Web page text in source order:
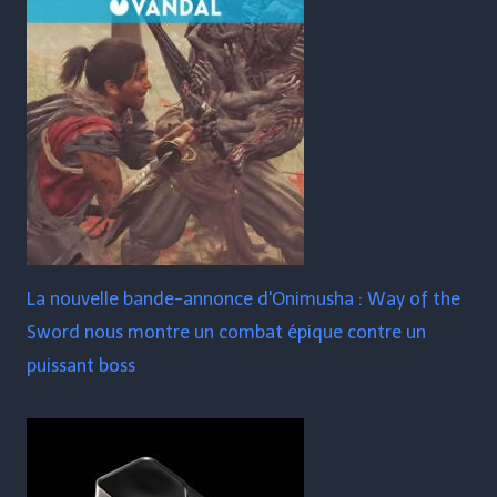
La nouvelle bande-annonce d'Onimusha : Way of the
Sword nous montre un combat épique contre un
puissant boss